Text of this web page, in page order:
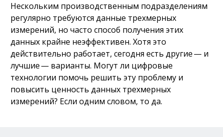
Нескольким производственным подразделениям
регулярно требуются данные трехмерных
измерений, но часто способ получения этих
данных крайне неэффективен. Хотя это
действительно работает, сегодня есть другие — и
лучшие — варианты. Могут ли цифровые
технологии помочь решить эту проблему и
повысить ценность данных трехмерных
измерений? Если одним словом, то да.